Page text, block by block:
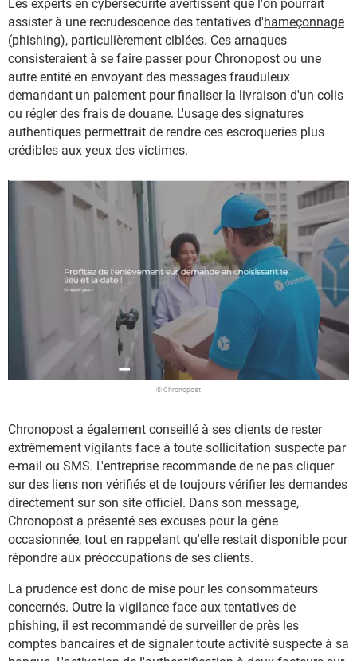
Les experts en cybersécurité avertissent que l'on pourrait
assister à une recrudescence des tentatives d'hameçonnage
(phishing), particulièrement ciblées. Ces arnaques
consisteraient à se faire passer pour Chronopost ou une
autre entité en envoyant des messages frauduleux
demandant un paiement pour finaliser la livraison d'un colis
ou régler des frais de douane. L'usage des signatures
authentiques permettrait de rendre ces escroqueries plus
crédibles aux yeux des victimes.
© Chronopost
Chronopost a également conseillé à ses clients de rester
extrêmement vigilants face à toute sollicitation suspecte par
e-mail ou SMS. L'entreprise recommande de ne pas cliquer
sur des liens non vérifiés et de toujours vérifier les demandes
directement sur son site officiel. Dans son message,
Chronopost a présenté ses excuses pour la gêne
occasionnée, tout en rappelant qu'elle restait disponible pour
répondre aux préoccupations de ses clients.
La prudence est donc de mise pour les consommateurs
concernés. Outre la vigilance face aux tentatives de
phishing, il est recommandé de surveiller de près les
comptes bancaires et de signaler toute activité suspecte à sa